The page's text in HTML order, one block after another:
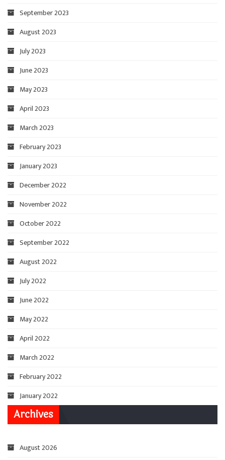
September 2023
August 2023
July 2023
June 2023
May 2023
April 2023
March 2023
February 2023
January 2023
December 2022
November 2022
October 2022
September 2022
August 2022
July 2022
June 2022
May 2022
April 2022
March 2022
February 2022
January 2022
Archives
August 2026